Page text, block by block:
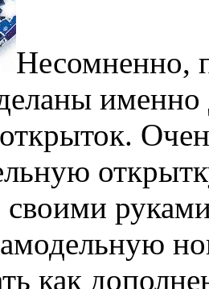
Несомненно,
открыток.
своими
как